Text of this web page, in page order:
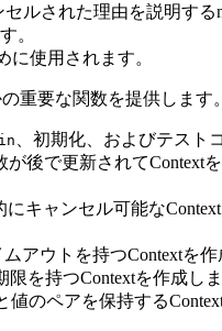
セルされた理由を説明す
。
に使用されます。
重要な関数を提供します。
、初期化、およびテスト
後で更新されて
キャンセル可能な
アウトを持つContextを作
を持つContextを作成しま
値のペアを保持する